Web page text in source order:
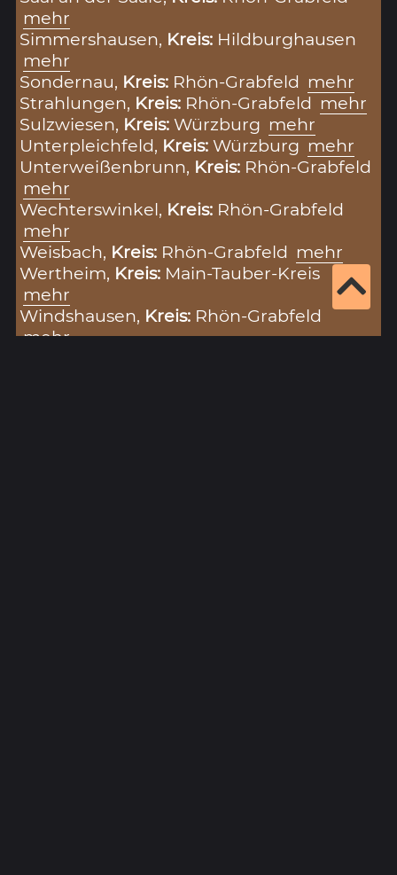
mehr
Simmershausen, Kreis: Hildburghausen
mehr
Sondernau, Kreis: Rhön-Grabfeld mehr
Strahlungen, Kreis: Rhön-Grabfeld mehr
Sulzwiesen, Kreis:Würzburg mehr
Unterpleichfeld, Kreis:Würzburg mehr
Unterweißenbrunn, Kreis: Rhön-Grabfeld
mehr
Wechterswinkel, Kreis: Rhön-Grabfeld
mehr
Weisbach, Kreis: Rhön-Grabfeld mehr
Wertheim, Kreis: Main-Tauber-Kreis
mehr
Windshausen, Kreis: Rhön-Grabfeld
mehr